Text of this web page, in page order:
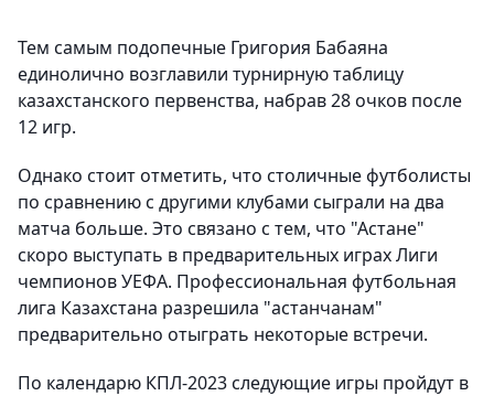
Тем самым подопечные Григория Бабаяна
единолично возглавили турнирную таблицу
казахстанского первенства, набрав 28 очков после
12 игр.
Однако стоит отметить, что столичные футболисты
по сравнению с другими клубами сыграли на два
матча больше. Это связано с тем, что "Астане"
скоро выступать в предварительных играх Лиги
чемпионов УЕФА. Профессиональная футбольная
лига Казахстана разрешила "астанчанам"
предварительно отыграть некоторые встречи.
По календарю КПЛ-2023 следующие игры пройдут в